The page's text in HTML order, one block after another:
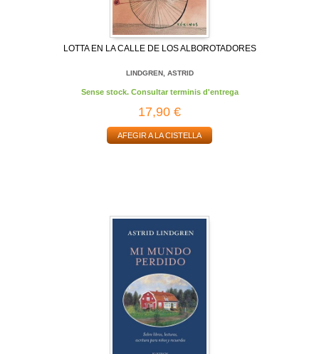
LOTTA EN LA CALLE DE LOS ALBOROTADORES
LINDGREN, ASTRID
Sense stock. Consultar terminis d'entrega
17,90 €
AFEGIR A LA CISTELLA